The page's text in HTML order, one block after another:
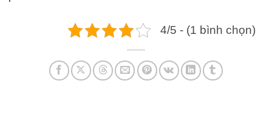
4/5 - (1 bình chọn)